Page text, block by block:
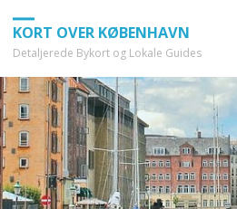
KORT OVER KØBENHAVN
Detaljerede Bykort og Lokale Guides